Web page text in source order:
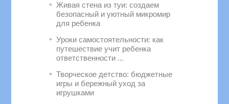
Живая стена из туи: создаем
безопасный и уютный микромир
для ребенка
Уроки самостоятельности: как
путешествие учит ребенка
ответственности ...
Творческое детство: бюджетные
игры и бережный уход за
игрушками